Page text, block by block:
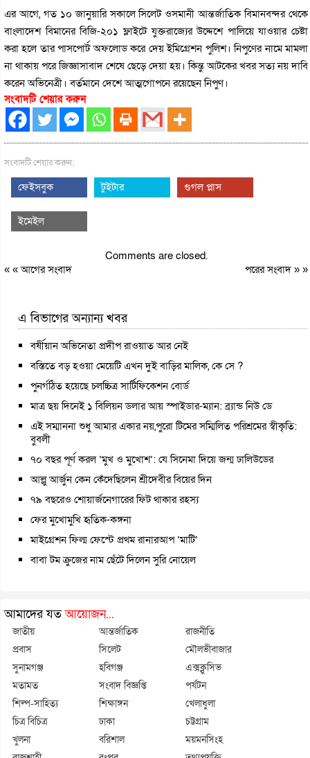
এর আগে, গত ১০ জানুয়ারি সকালে সিলেট ওসমানী আন্তর্জাতিক বিমানবন্দর থেকে
বাংলাদেশ বিমানের বিজি-২০১ ফ্লাইটে যুক্তরাজ্যের উদ্দেশে পালিয়ে যাওয়ার চেষ্টা
করা হলে তার পাসপোর্ট অফলোড করে দেয় ইমিগ্রেশন পুলিশ। নিপুণের নামে মামলা
না থাকায় পরে জিজ্ঞাসাবাদ শেষে ছেড়ে দেয়া হয়। কিন্তু আটকের খবর সত্য নয় দাবি
করেন অভিনেত্রী। বর্তমানে দেশে আত্মগোপনে রয়েছেন নিপুণ।
সংবাদটি শেয়ার করুন
সংবাদটি শেয়ার করুন:
ফেইসবুক টুইটার গুগল প্লাস
ইমেইল
Comments are closed.
« «আগের সংবাদ পরের সংবাদ» »
এ বিভাগের অন্যান্য খবর
বর্ষীয়ান অভিনেতা প্রদীপ রাওয়াত আর নেই
বস্তিতে বড় হওয়া মেয়েটি এখন দুই বাড়ির মালিক, কে সে ?
পুনর্গঠিত হয়েছে চলচ্চিত্র সার্টিফিকেশন বোর্ড
মাত্র ছয় দিনেই ১ বিলিয়ন ডলার আয় স্পাইডার-ম্যান: ব্র্যান্ড নিউ ডে
এই সম্মাননা শুধু আমার একার নয়,পুরো টিমের সম্মিলিত পরিশ্রমের স্বীকৃতি:
বুবলী
৭০ বছর পূর্ণ করল ‘মুখ ও মুখোশ’: যে সিনেমা দিয়ে জন্ম ঢালিউডের
আল্লু আর্জুন কেন কেঁদেছিলেন শ্রীদেবীর বিয়ের দিন
৭৯ বছরেও শোয়ার্জনেগারের ফিট থাকার রহস্য
ফের মুখোমুখি হৃতিক-কঙ্গনা
মাইগ্রেশন ফিল্ম ফেস্টে প্রথম রানারআপ ‘মাটি’
বাবা টম ক্রুজের নাম ছেঁটে দিলেন সুরি নোয়েল
আমাদের যতআয়োজন...
জাতীয় আন্তর্জাতিক
রাজনীতি
প্রবাস
সিলেট
মৌলভীবাজার
সুনামগঞ্জ
হবিগঞ্জ
এক্সক্লুসিভ
মতামত
সংবাদ বিজ্ঞপ্তি
পর্যটন
শিল্প-সাহিত্য
শিক্ষাঙ্গন
খেলাধুলা
চিত্র বিচিত্র
ঢাকা
চট্টগ্রাম
খুলনা
বরিশাল
ময়মনসিংহ